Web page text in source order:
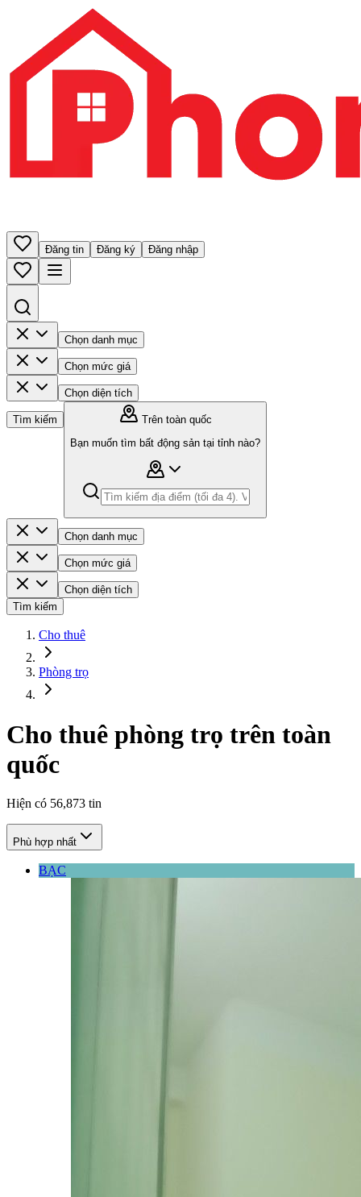
Đăng tin Đăng ký Đăng nhập
Chọn danh mục
Chọn mức giá
Chọn diện tích
Tìm kiếm
Trên toàn quốc
Bạn muốn tìm bất động sản tại tỉnh nào?
Chọn danh mục
Chọn mức giá
Chọn diện tích
Tìm kiếm
Cho thuê
Phòng trọ
Cho thuê phòng trọ trên toàn
quốc
Hiện có 56,873 tin
Phù hợp nhất
BẠC